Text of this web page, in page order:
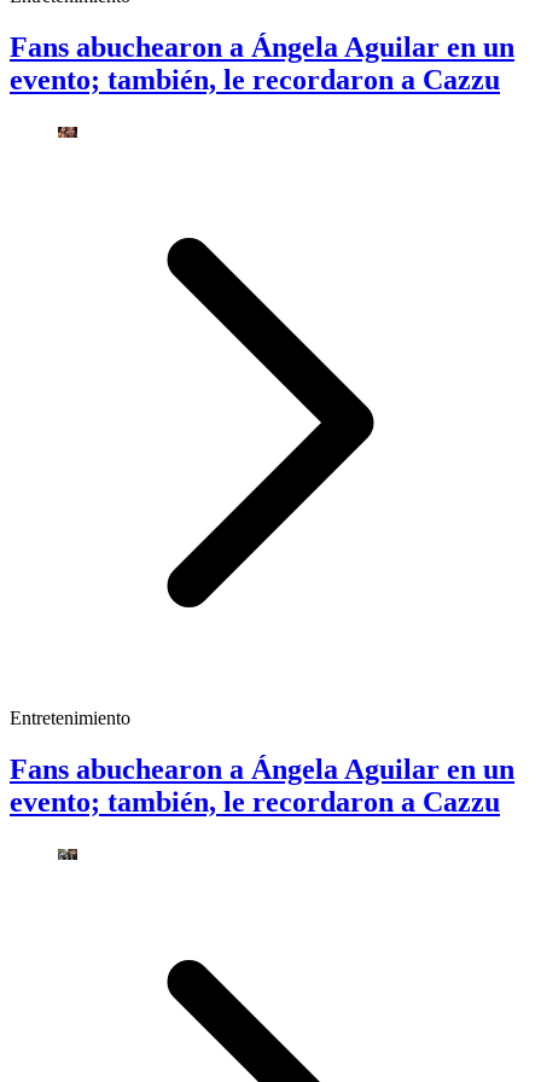
Fans abuchearon a Ángela Aguilar en un
evento; también, le recordaron a Cazzu
Entretenimiento
Fans abuchearon a Ángela Aguilar en un
evento; también, le recordaron a Cazzu